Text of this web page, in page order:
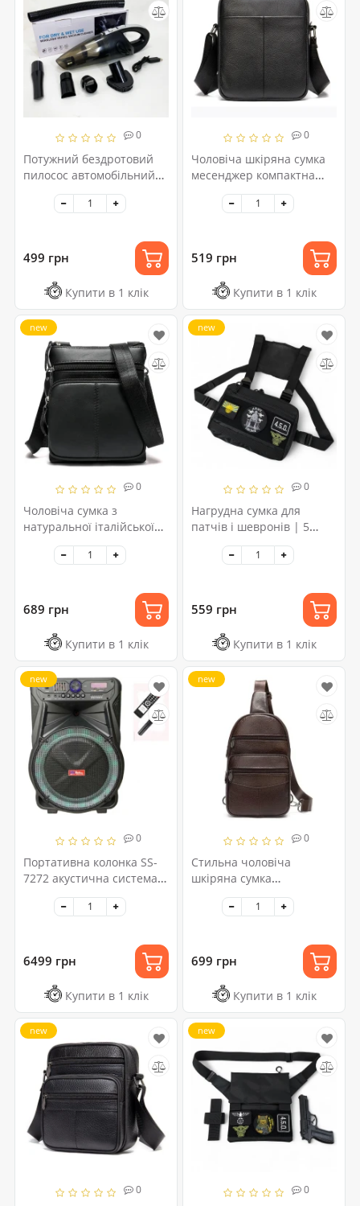
0
Потужний бездротовий
пилосос автомобільний
для сухого та вологого
прибирання в машині та
499 грн
Купити в 1 клік
0
Чоловіча шкіряна сумка
месенджер компактна
чорна з натуральної
шкіри флотар
519 грн
Купити в 1 клік
0
Чоловіча сумка з
натуральної італійської
шкіри флотар – 5 кишень,
міцна фурнітура
new
689 грн
Купити в 1 клік
0
Нагрудна сумка для
патчів і шевронів | 5
кишень | MOLLE ,
чоловіча сумка тактична
new
559 грн
Купити в 1 клік
0
Портативна колонка SS-
7272 акустична система з
караоке акумуляторна +
USB/SD/TF/Bluetooth/TWS
new
6499 грн
Купити в 1 клік
0
Стильна чоловіча
шкіряна сумка
слінг,середнього розміру
з якісної італійської шкіри
new
699 грн
Купити в 1 клік
0
new
0
new